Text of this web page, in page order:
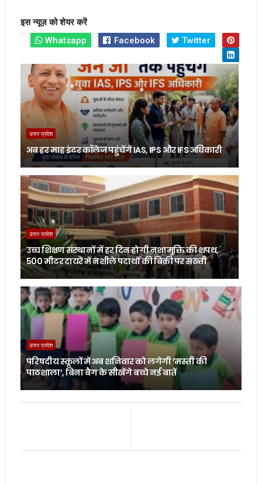
इस न्यूज़ को शेयर करें
Whatsapp
Facebook Twitter
उत्तर प्रदेश
अब हर माह इंटर कॉलेज पहुंचेंगे IAS, IPS और IFS अधिकारी
उत्तर प्रदेश
उच्च शिक्षण संस्थानों में हर दिन होगी नशामुक्ति की शपथ,
500 मीटर दायरे में नशीले पदार्थों की बिक्री पर सख्ती
उत्तर प्रदेश
परिषदीय स्कूलों में अब शनिवार को लगेगी ‘मस्ती की
पाठशाला’, बिना बैग के सीखेंगे बच्चे नई बातें